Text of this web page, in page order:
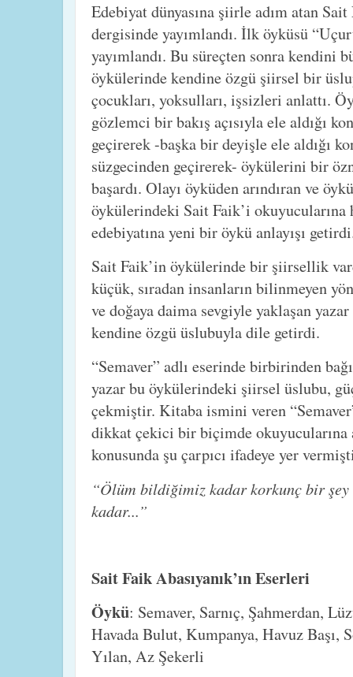
Edebiyat dünyasına şiirle adım atan
dergisinde yayımlandı. İlk öyküsü
yayımlandı. Bu süreçten sonra kendini
öykülerinde kendine özgü şiirsel bir
çocukları, yoksulları, işsizleri anlattı.
gözlemci bir bakış açısıyla ele aldığı
geçirerek -başka bir deyişle ele aldığı
süzgecinden geçirerek- öykülerini bir
başardı. Olayı öyküden arındıran ve
öykülerindeki Sait Faik’i
edebiyatına yeni bir öykü anlayışı
Sait Faik’in öykülerinde bir şiirsellik
küçük, sıradan insanların bilinmeyen
ve doğaya daima sevgiyle yaklaşan
kendine özgü üslubuyla dile getirdi.
“Semaver” adlı eserinde birbirinden
yazar bu öykülerindeki şiirsel üslubu,
çekmiştir. Kitaba ismini veren
dikkat çekici bir biçimde okuyucularına
konusunda şu çarpıcı ifadeye yer
“Ölüm bildiğimiz kadar korkunç bir şey
kadar...”
Sait Faik Abasıyanık’ın Eserleri
Öykü: Semaver, Sarnıç, Şahmerdan,
Havada Bulut, Kumpanya, Havuz Başı,
Yılan, Az Şekerli